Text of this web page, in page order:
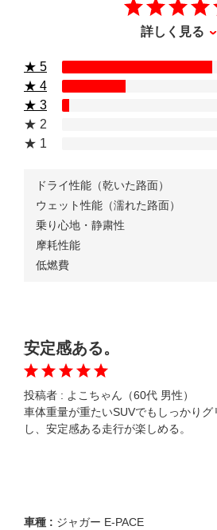
詳しく見る
★ 5
★ 4
★ 3
★ 2
★ 1
ドライ性能（乾いた路面）
ウェット性能（濡れた路面）
乗り心地・静粛性
摩耗性能
低燃費
安定感ある。
投稿者 : よこちゃん（60代 男性）
車体重量が重たいSUVでもしっかりグ
し、安定感ある走行が楽しめる。
車種 : ジャガー E-PACE